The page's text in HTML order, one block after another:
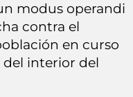
modus operandi
contra el
en curso
del interior del